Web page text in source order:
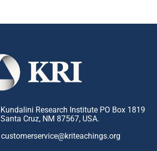
Kundalini Research Institute PO Box 1819
Santa Cruz, NM 87567, USA.
customerservice@kriteachings.org